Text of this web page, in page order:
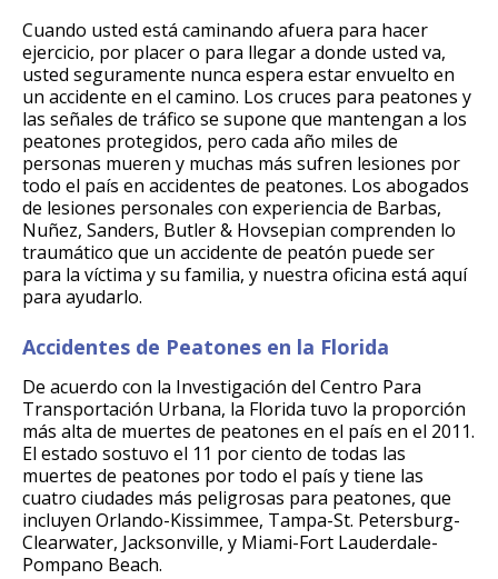
Cuando usted está caminando afuera para hacer
ejercicio, por placer o para llegar a donde usted va,
usted seguramente nunca espera estar envuelto en
un accidente en el camino. Los cruces para peatones y
las señales de tráfico se supone que mantengan a los
peatones protegidos, pero cada año miles de
personas mueren y muchas más sufren lesiones por
todo el país en accidentes de peatones. Los abogados
de lesiones personales con experiencia de Barbas,
Nuñez, Sanders, Butler & Hovsepian comprenden lo
traumático que un accidente de peatón puede ser
para la víctima y su familia, y nuestra oficina está aquí
para ayudarlo.
Accidentes de Peatones en la Florida
De acuerdo con la Investigación del Centro Para
Transportación Urbana, la Florida tuvo la proporción
más alta de muertes de peatones en el país en el 2011.
El estado sostuvo el 11 por ciento de todas las
muertes de peatones por todo el país y tiene las
cuatro ciudades más peligrosas para peatones, que
incluyen Orlando-Kissimmee, Tampa-St. Petersburg-
Clearwater, Jacksonville, y Miami-Fort Lauderdale-
Pompano Beach.